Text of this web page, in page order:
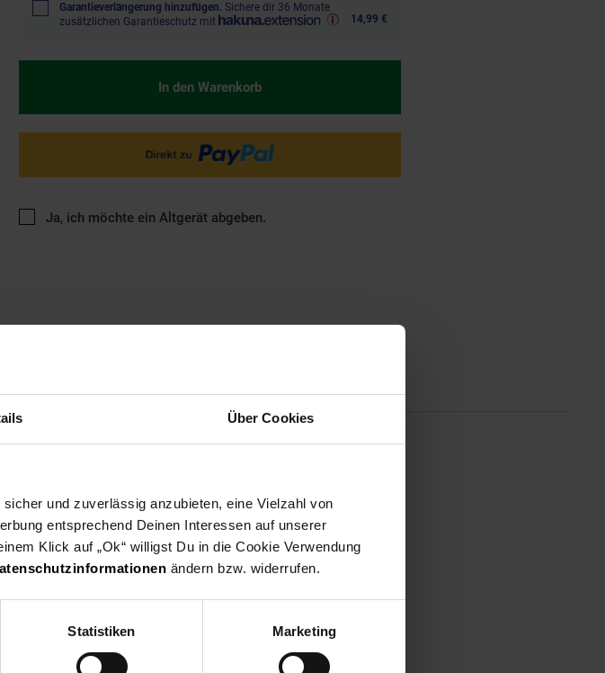
Über Cookies
und zuverlässig anzubieten, eine Vielzahl von
entsprechend Deinen Interessen auf unserer
Klick auf „Ok“ willigst Du in die Cookie Verwendung
ändern bzw. widerrufen.
Statistiken Marketing
Garantieverlängerung hinzufügen. Sichere dir 36 Monate
zusätzlichen Garantieschutz mit
14,99 €
In den Warenkorb
Ja, ich möchte ein Altgerät abgeben.
und kochen.
während des Kochvorgangs runden die